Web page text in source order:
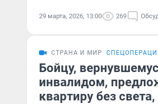
29 марта, 2026, 13:00 269
СТРАНА И МИР
Бойцу,
инвалидом,
квартиру без